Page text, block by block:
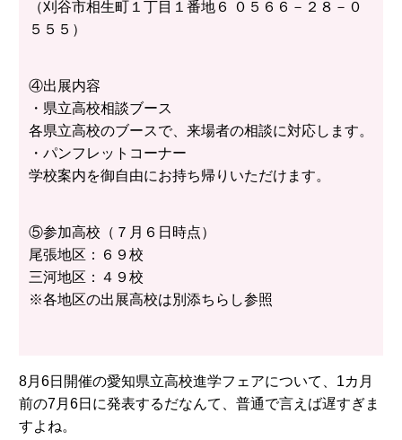
（刈谷市相生町１丁目１番地６ ０５６６－２８－０
５５５）
④出展内容
・県立高校相談ブース
各県立高校のブースで、来場者の相談に対応します。
・パンフレットコーナー
学校案内を御自由にお持ち帰りいただけます。
⑤参加高校（７月６日時点）
尾張地区：６９校
三河地区：４９校
※各地区の出展高校は別添ちらし参照
8月6日開催の愛知県立高校進学フェアについて、1カ月
前の7月6日に発表するだなんて、普通で言えば遅すぎま
すよね。